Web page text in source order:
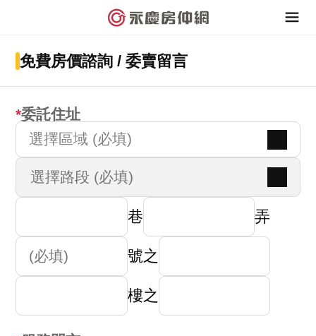
免費房價諮詢 / 委賣留言
委託住址
選擇區域 (必填)
巷 弄
號之
樓之